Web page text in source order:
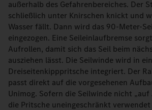
außerhalb des Gefahrenbereiches. Der
schließlich unter Knirschen knickt und
Wasser fällt. Dann wird das 90-Meter-
eingezogen. Eine Seileinlaufbremse
Aufrollen, damit sich das Seil beim
ausziehen lässt. Die Seilwinde wird in
Dreiseitenkipppritsche integriert. Der
passt direkt auf die vorgesehenen
Unimog. Sofern die Seilwinde nicht „auf
die Pritsche uneingeschränkt